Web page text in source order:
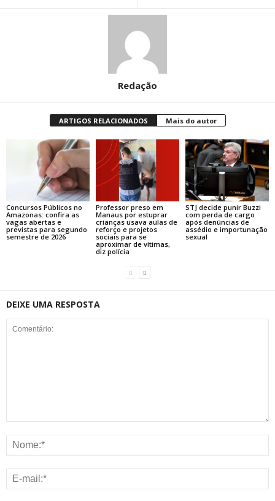
Redação
ARTIGOS RELACIONADOS Mais do autor
Concursos Públicos no
Amazonas: confira as
vagas abertas e
previstas para segundo
semestre de 2026
Professor preso em
Manaus por estuprar
crianças usava aulas de
reforço e projetos
sociais para se
aproximar de vítimas,
diz polícia
STJ decide punir Buzzi
com perda de cargo
após denúncias de
assédio e importunação
sexual
DEIXE UMA RESPOSTA